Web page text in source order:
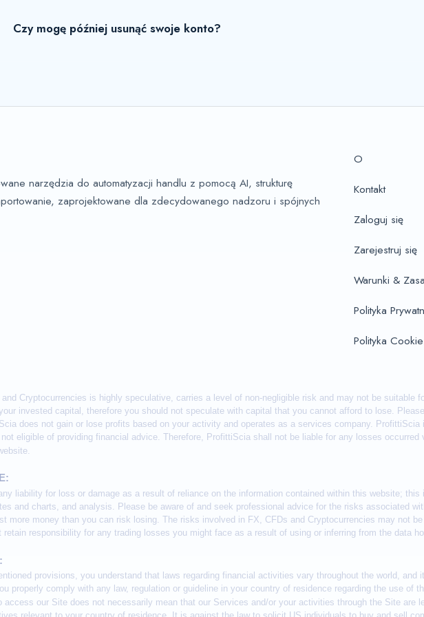
Czy mogę później usunąć swoje konto?
narzędzia do automatyzacji handlu z pomocą AI, strukturę
zaprojektowane dla zdecydowanego nadzoru i spójnych
O
Kontakt
Zaloguj się
Zarejestruj się
Warunki &
Polityka
Polityka